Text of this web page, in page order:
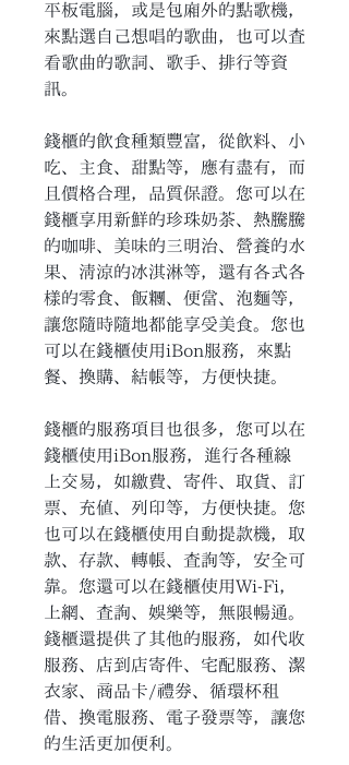
平板電腦，或是包廂外的點歌機，
來點選自己想唱的歌曲，也可以查
看歌曲的歌詞、歌手、排行等資
訊。
錢櫃的飲食種類豐富，從飲料、小
吃、主食、甜點等，應有盡有，而
且價格合理，品質保證。您可以在
錢櫃享用新鮮的珍珠奶茶、熱騰騰
的咖啡、美味的三明治、營養的水
果、清涼的冰淇淋等，還有各式各
樣的零食、飯糰、便當、泡麵等，
讓您隨時隨地都能享受美食。您也
可以在錢櫃使用iBon服務，來點
餐、換購、結帳等，方便快捷。
錢櫃的服務項目也很多，您可以在
錢櫃使用iBon服務，進行各種線
上交易，如繳費、寄件、取貨、訂
票、充值、列印等，方便快捷。您
也可以在錢櫃使用自動提款機，取
款、存款、轉帳、查詢等，安全可
靠。您還可以在錢櫃使用Wi-Fi，
上網、查詢、娛樂等，無限暢通。
錢櫃還提供了其他的服務，如代收
服務、店到店寄件、宅配服務、潔
衣家、商品卡/禮券、循環杯租
借、換電服務、電子發票等，讓您
的生活更加便利。